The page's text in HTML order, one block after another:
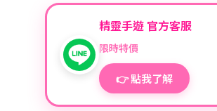
精靈手遊 官方客服
限時特價
👉 點我了解